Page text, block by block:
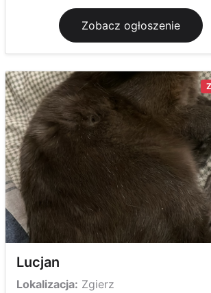
Zobacz ogłoszenie
Lucjan
Lokalizacja: Zgierz